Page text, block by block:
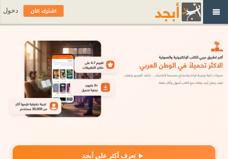
تعرف أكثر على أبجد
اشترك الآن دخول